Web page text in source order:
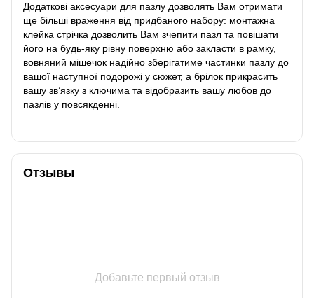
Додаткові аксесуари для пазлу дозволять Вам отримати
ще більші враження від придбаного набору: монтажна
клейка стрічка дозволить Вам зчепити пазл та повішати
його на будь-яку рівну поверхню або закласти в рамку,
вовняний мішечок надійно зберігатиме частинки пазлу до
вашої наступної подорожі у сюжет, а брілок прикрасить
вашу зв’язку з ключима та відобразить вашу любов до
пазлів у повсякденні.
Отзывы
Добавьте первый отзыв